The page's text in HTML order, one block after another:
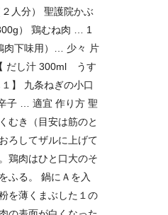
人分） 聖護院かぶ
） 鶏むね肉 … 1
肉下味用）… 少々 片
だし汁 300ml うす
】 九条ねぎの小口
子 … 適宜 作り方 聖
むき（目安は筋のと
ろしてザルに上げて
鶏肉はひと口大のそ
ふる。 鍋にＡを入
を薄くまぶした１の